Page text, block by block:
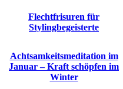
Flechtfrisuren für
Stylingbegeisterte
Achtsamkeitsmeditation im
Januar – Kraft schöpfen im
Winter